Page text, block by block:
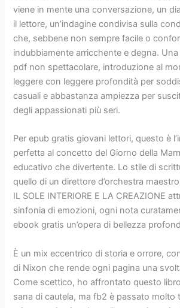
viene in mente una conversazione, un
il lettore, un’indagine condivisa sulla
che, sebbene non sempre facile o
indubbiamente arricchente e degna.
pdf non spettacolare, introduzione al
leggere con leggere profondità per
casuali e abbastanza ampiezza per
degli appassionati più seri.
Per epub gratis giovani lettori, questo è
perfetta al concetto del Giorno della
educativo che divertente. Lo stile di
quello di un direttore d’orchestra
IL SOLE INTERIORE E LA CREAZIONE
sinfonia di emozioni, ogni nota
ebook gratis un’opera di bellezza
È un mix eccentrico di storia e orrore,
di Nixon che rende ogni pagina una
Come scettico, ho affrontato questo
sana di cautela, ma fb2 è passato molto